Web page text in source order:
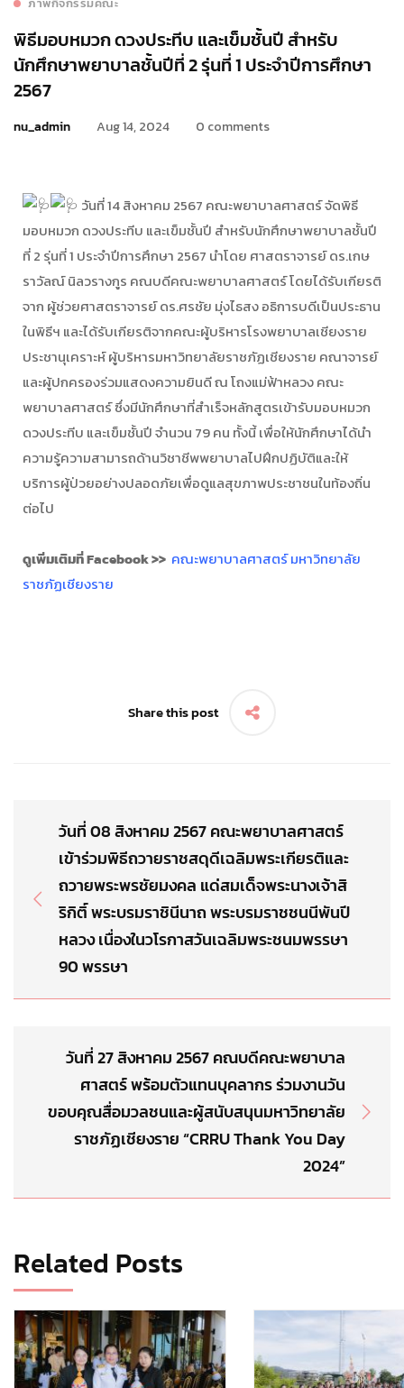
พิธีมอบหมวก ดวงประทีบ และเข็มชั้นปี สำหรับ
นักศึกษาพยาบาลชั้นปีที่ 2 รุ่นที่ 1 ประจำปีการศึกษา
2567
nu_admin Aug 14, 2024 0 comments
วันที่ 14 สิงหาคม 2567 คณะพยาบาลศาสตร์ จัดพิธี
มอบหมวก ดวงประทีบ และเข็มชั้นปี สำหรับนักศึกษาพยาบาลชั้นปี
ที่ 2 รุ่นที่ 1 ประจำปีการศึกษา 2567 นำโดย ศาสตราจารย์ ดร.เกษ
ราวัลณ์ นิลวรางกูร คณบดีคณะพยาบาลศาสตร์ โดยได้รับเกียรติ
จาก ผู้ช่วยศาสตราจารย์ ดร.ศรชัย มุ่งไธสง อธิการบดีเป็นประธาน
ในพิธีฯ และได้รับเกียรติจากคณะผู้บริหารโรงพยาบาลเชียงราย
ประชานุเคราะห์ ผู้บริหารมหาวิทยาลัยราชภัฏเชียงราย คณาจารย์
และผู้ปกครองร่วมแสดงความยินดี ณ โถงแม่ฟ้าหลวง คณะ
พยาบาลศาสตร์ ซึ่งมีนักศึกษาที่สำเร็จหลักสูตรเข้ารับมอบหมวก
ดวงประทีบ และเข็มชั้นปี จำนวน 79 คน ทั้งนี้ เพื่อให้นักศึกษาได้นำ
ความรู้ความสามารถด้านวิชาชีพพยาบาลไปฝึกปฏิบัติและให้
บริการผู้ป่วยอย่างปลอดภัยเพื่อดูแลสุขภาพประชาชนในท้องถิ่น
ต่อไป
ดูเพิ่มเติมที่ Facebook >> คณะพยาบาลศาสตร์ มหาวิทยาลัย
ราชภัฏเชียงราย
Share this post
วันที่ 08 สิงหาคม 2567 คณะพยาบาลศาสตร์
เข้าร่วมพิธีถวายราชสดุดีเฉลิมพระเกียรติและ
ถวายพระพรชัยมงคล แด่สมเด็จพระนางเจ้าสิ
ริกิติ์ พระบรมราชินีนาถ พระบรมราชชนนีพันปี
หลวง เนื่องในวโรกาสวันเฉลิมพระชนมพรรษา
90 พรรษา
วันที่ 27 สิงหาคม 2567 คณบดีคณะพยาบาล
ศาสตร์ พร้อมตัวแทนบุคลากร ร่วมงานวัน
ขอบคุณสื่อมวลชนและผู้สนับสนุนมหาวิทยาลัย
ราชภัฏเชียงราย “CRRU Thank You Day
2024”
Related Posts